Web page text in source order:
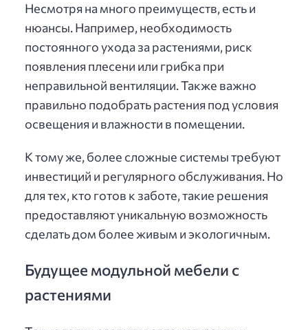
Несмотря на много преимуществ, есть и
нюансы. Например, необходимость
постоянного ухода за растениями, риск
появления плесени или грибка при
неправильной вентиляции. Также важно
правильно подобрать растения под условия
освещения и влажности в помещении.
К тому же, более сложные системы требуют
инвестиций и регулярного обслуживания. Но
для тех, кто готов к заботе, такие решения
предоставляют уникальную возможность
сделать дом более живым и экологичным.
Будущее модульной мебели с
растениями